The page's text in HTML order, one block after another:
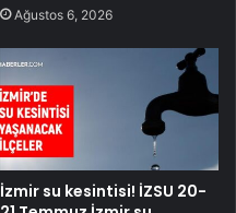
Ağustos 6, 2026
İzmir su kesintisi! İZSU 20-